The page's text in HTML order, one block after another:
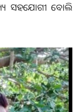
ସହଯୋଗୀ ବୋଲି